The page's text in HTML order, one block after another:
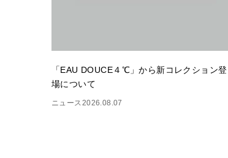
「EAU DOUCE４℃」から新コレクション登
場について
ニュース 2026.08.07